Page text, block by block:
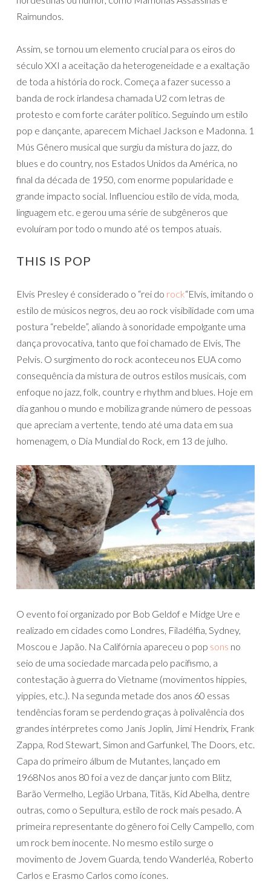
Raimundos.
Assim, se tornou um elemento crucial para os eiros do
século XXI a aceitação da heterogeneidade e a exaltação
de toda a história do rock. Começa a fazer sucesso a
banda de rock irlandesa chamada U2 com letras de
protesto e com forte caráter político. Seguindo um estilo
pop e dançante, aparecem Michael Jackson e Madonna. 1
Mús Gênero musical que surgiu da mistura do jazz, do
blues e do country, nos Estados Unidos da América, no
final da década de 1950, com enorme popularidade e
grande impacto social. Influenciou estilo de vida, moda,
linguagem etc. e gerou uma série de subgêneros que
evoluíram por todo o mundo até os tempos atuais.
THIS IS POP
Elvis Presley é considerado o “rei do rock“Elvis, imitando o
estilo de músicos negros, deu ao rock visibilidade com uma
postura “rebelde”, aliando à sonoridade empolgante uma
dança provocativa, tanto que foi chamado de Elvis, The
Pelvis. O surgimento do rock aconteceu nos EUA como
consequência da mistura de outros estilos musicais, com
enfoque no jazz, folk, country e rhythm and blues. Hoje em
dia ganhou o mundo e mobiliza grande número de pessoas
que apreciam a vertente, tendo até uma data em sua
homenagem, o Dia Mundial do Rock, em 13 de julho.
O evento foi organizado por Bob Geldof e Midge Ure e
realizado em cidades como Londres, Filadélfia, Sydney,
Moscou e Japão. Na Califórnia apareceu o pop sons no
seio de uma sociedade marcada pelo pacifismo, a
contestação à guerra do Vietname (movimentos hippies,
yippies, etc.). Na segunda metade dos anos 60 essas
tendências foram se perdendo graças à polivalência dos
grandes intérpretes como Janis Joplin, Jimi Hendrix, Frank
Zappa, Rod Stewart, Simon and Garfunkel, The Doors, etc.
Capa do primeiro álbum de Mutantes, lançado em
1968Nos anos 80 foi a vez de dançar junto com Blitz,
Barão Vermelho, Legião Urbana, Titãs, Kid Abelha, dentre
outras, como o Sepultura, estilo de rock mais pesado. A
primeira representante do gênero foi Celly Campello, com
um rock bem inocente. No mesmo estilo surge o
movimento de Jovem Guarda, tendo Wanderléa, Roberto
Carlos e Erasmo Carlos como ícones.